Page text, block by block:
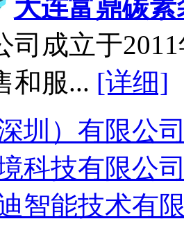
大连富鼎碳
司成立于
和服... [详细]
圳）有限公
科技有限公
智能技术有